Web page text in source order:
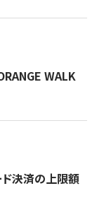
WALK
ド決済の上限額